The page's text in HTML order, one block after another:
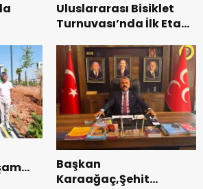
Uluslararası Bisiklet
Turnuvası’nda İlk Etap
Tamamlandı.
Başkan
Karaağaç,Şehit